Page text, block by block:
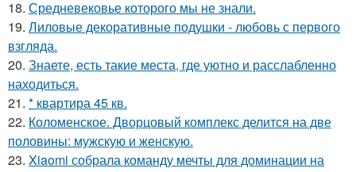
18. Средневековье которого мы не знали.
19. Лиловые декоративные подушки - любовь с первого
взгляда.
20. Знаете, есть такие места, где уютно и расслабленно
находиться.
21. * квартира 45 кв.
22. Коломенское. Дворцовый комплекс делится на две
половины: мужскую и женскую.
23. Xiaomi собрала команду мечты для доминации на